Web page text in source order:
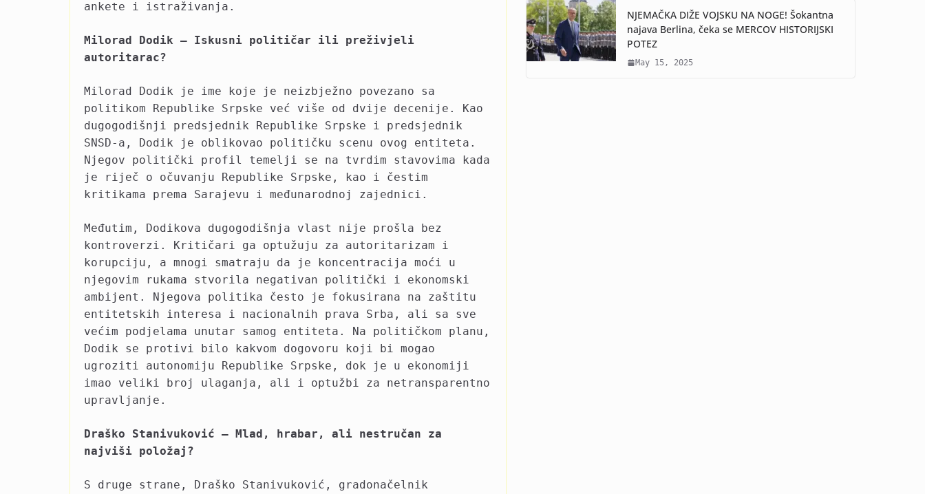
ankete i istraživanja.
Milorad Dodik – Iskusni političar ili preživjeli
autoritarac?
Milorad Dodik je ime koje je neizbježno povezano sa
politikom Republike Srpske već više od dvije decenije. Kao
dugogodišnji predsjednik Republike Srpske i predsjednik
SNSD-a, Dodik je oblikovao političku scenu ovog entiteta.
Njegov politički profil temelji se na tvrdim stavovima kada
je riječ o očuvanju Republike Srpske, kao i čestim
kritikama prema Sarajevu i međunarodnoj zajednici.
Međutim, Dodikova dugogodišnja vlast nije prošla bez
kontroverzi. Kritičari ga optužuju za autoritarizam i
korupciju, a mnogi smatraju da je koncentracija moći u
njegovim rukama stvorila negativan politički i ekonomski
ambijent. Njegova politika često je fokusirana na zaštitu
entitetskih interesa i nacionalnih prava Srba, ali sa sve
većim podjelama unutar samog entiteta. Na političkom planu,
Dodik se protivi bilo kakvom dogovoru koji bi mogao
ugroziti autonomiju Republike Srpske, dok je u ekonomiji
imao veliki broj ulaganja, ali i optužbi za netransparentno
upravljanje.
Draško Stanivuković – Mlad, hrabar, ali nestručan za
najviši položaj?
S druge strane, Draško Stanivuković, gradonačelnik
NJEMAČKA DIŽE VOJSKU NA NOGE! Šokantna
najava Berlina, čeka se MERCOV HISTORIJSKI
POTEZ
May 15, 2025